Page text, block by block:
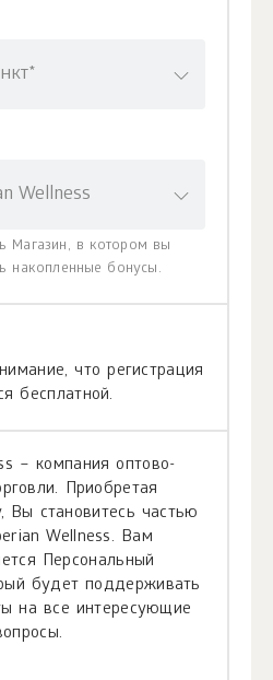
Wellness
Магазин, в котором вы
накопленные бонусы.
что регистрация
бесплатной.
– компания оптово-
Приобретая
Вы становитесь частью
Wellness. Вам
Персональный
будет поддерживать
на все интересующие